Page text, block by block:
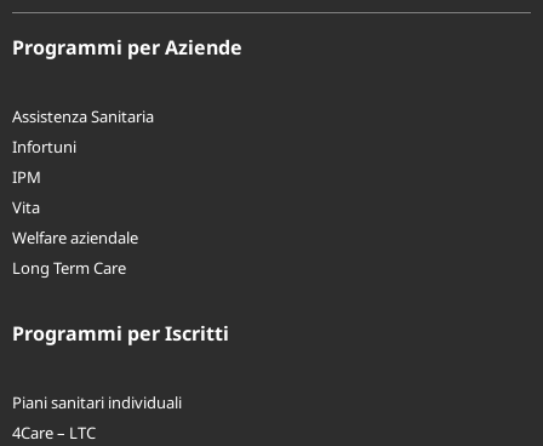
Programmi per Aziende
Assistenza Sanitaria
Infortuni
IPM
Vita
Welfare aziendale
Long Term Care
Programmi per Iscritti
Piani sanitari individuali
4Care – LTC